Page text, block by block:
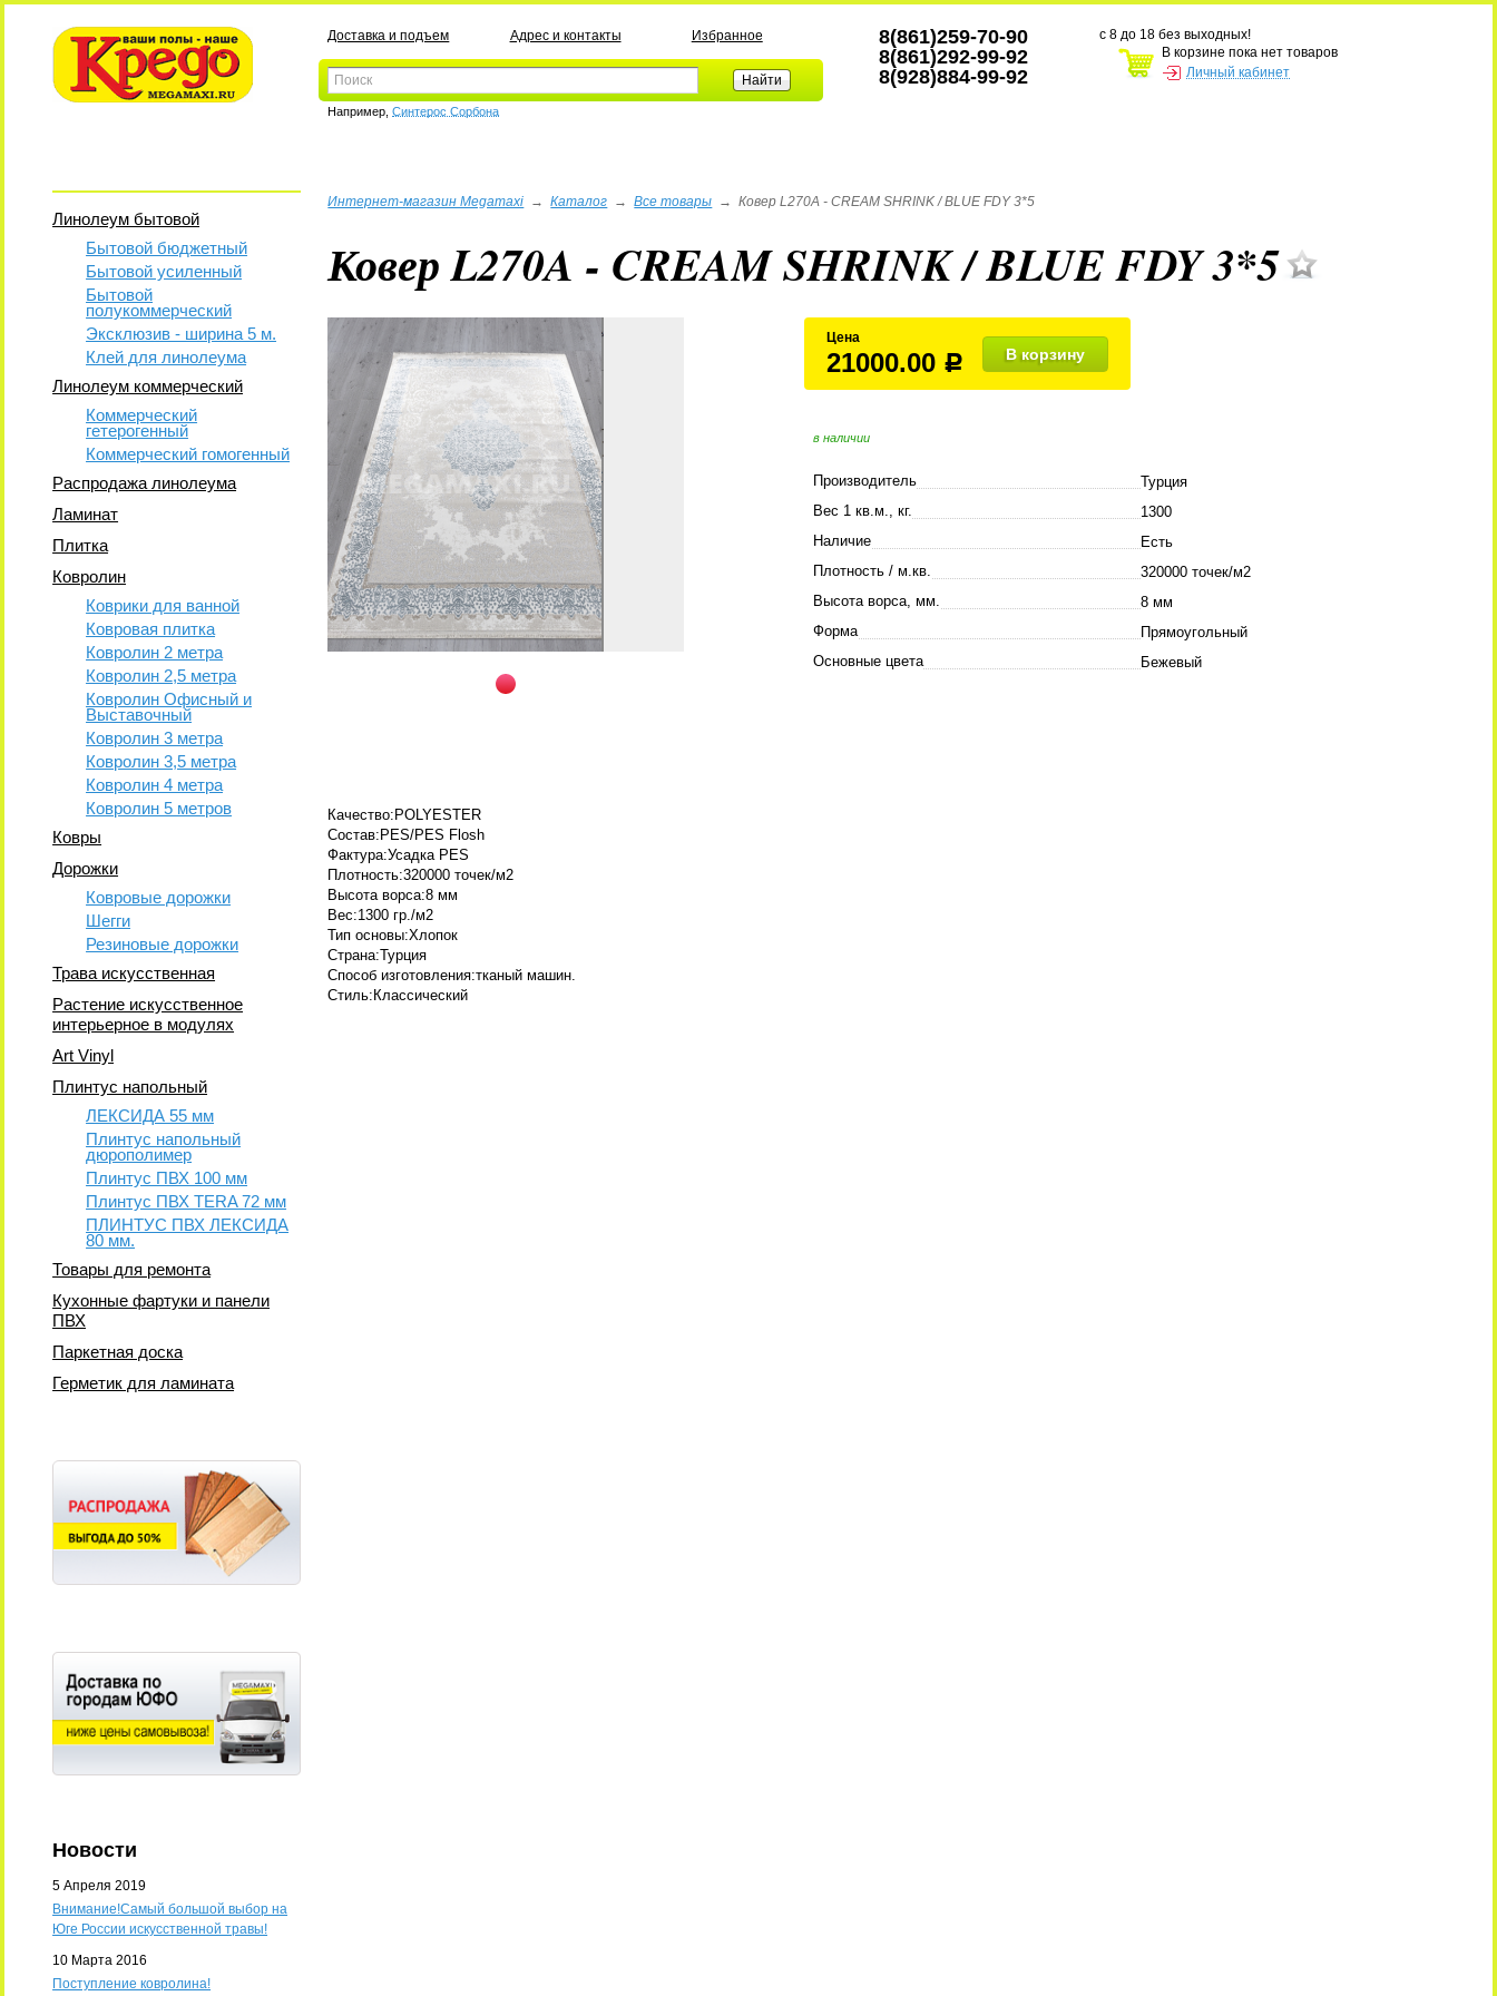
Доставка и подъем Адрес и контакты Избранное
Например,Синтерос Сорбона
8(861)259-70-90
8(861)292-99-92
8(928)884-99-92
с 8 до 18 без выходных!
В корзине пока нет товаров
Личный кабинет
Линолеум бытовой
Бытовой бюджетный
Бытовой усиленный
Бытовой
полукоммерческий
Эксклюзив - ширина 5 м.
Клей для линолеума
Линолеум коммерческий
Коммерческий
гетерогенный
Коммерческий гомогенный
Распродажа линолеума
Ламинат
Плитка
Ковролин
Коврики для ванной
Ковровая плитка
Ковролин 2 метра
Ковролин 2,5 метра
Ковролин Офисный и
Выставочный
Ковролин 3 метра
Ковролин 3,5 метра
Ковролин 4 метра
Ковролин 5 метров
Ковры
Дорожки
Ковровые дорожки
Шегги
Резиновые дорожки
Трава искусственная
Растение искусственное
интерьерное в модулях
Art Vinyl
Плинтус напольный
ЛЕКСИДА 55 мм
Плинтус напольный
дюрополимер
Плинтус ПВХ 100 мм
Плинтус ПВХ TERA 72 мм
ПЛИНТУС ПВХ ЛЕКСИДА
80 мм.
Товары для ремонта
Кухонные фартуки и панели
ПВХ
Паркетная доска
Герметик для ламината
Новости
5 Апреля 2019
Внимание!Самый большой выбор на
Юге России искусственной травы!
10 Марта 2016
Поступление ковролина!
Интернет-магазин Megamaxi →Каталог →Все товары →Ковер L270A - CREAM SHRINK / BLUE FDY 3*5
Ковер L270A - CREAM SHRINK / BLUE FDY 3*5
Цена
21000.00 Р В корзину
в наличии
Производитель
Турция
Вес 1 кв.м., кг.
1300
Наличие
Есть
Плотность / м.кв.
320000 точек/м2
Высота ворса, мм.
8 мм
Форма
Прямоугольный
Основные цвета
Бежевый
Качество:POLYESTER
Состав:PES/PES Flosh
Фактура:Усадка PES
Плотность:320000 точек/м2
Высота ворса:8 мм
Вес:1300 гр./м2
Тип основы:Хлопок
Страна:Турция
Способ изготовления:тканый машин.
Стиль:Классический